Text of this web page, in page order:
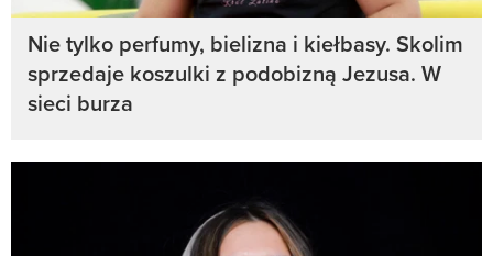
Nie tylko perfumy, bielizna i kiełbasy. Skolim
sprzedaje koszulki z podobizną Jezusa. W
sieci burza